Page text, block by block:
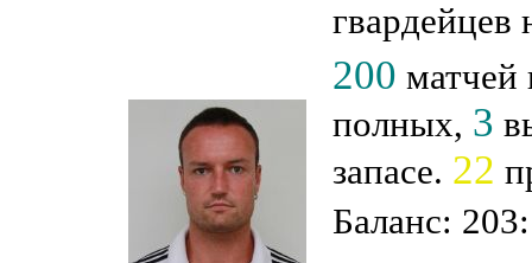
гвардейцев
200 матчей
полных, 3
запасе. 22
Баланс: